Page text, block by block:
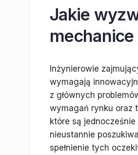
Jakie
Inżynierowie
wymagają
z głównych
wymagań rynku oraz
które są
nieustannie
spełnienie tych